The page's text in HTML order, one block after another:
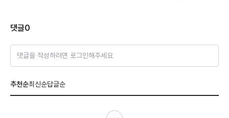
댓글0
댓글을 작성하려면 로그인해주세요
추천순최신순답글순